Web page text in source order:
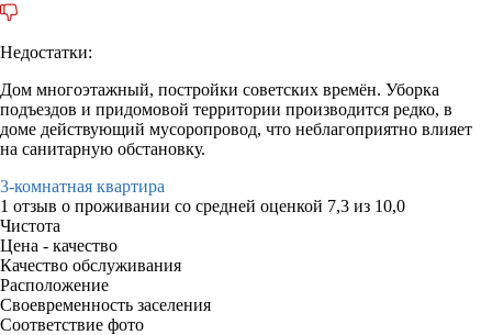
Недостатки:
Дом многоэтажный, постройки советских времён. Уборка
подъездов и придомовой территории производится редко, в
доме действующий мусоропровод, что неблагоприятно влияет
на санитарную обстановку.
3-комнатная квартира
1 отзыв о проживании со средней оценкой 7,3 из 10,0
Чистота
Цена - качество
Качество обслуживания
Расположение
Своевременность заселения
Соответствие фото